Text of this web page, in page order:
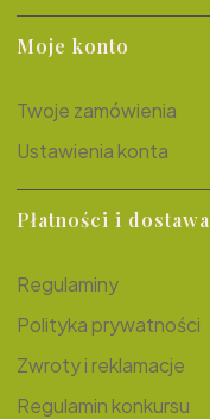
Moje konto
Twoje zamówienia
Ustawienia konta
Płatności i dostawa
Regulaminy
Polityka prywatności
Zwroty i reklamacje
Regulamin konkursu